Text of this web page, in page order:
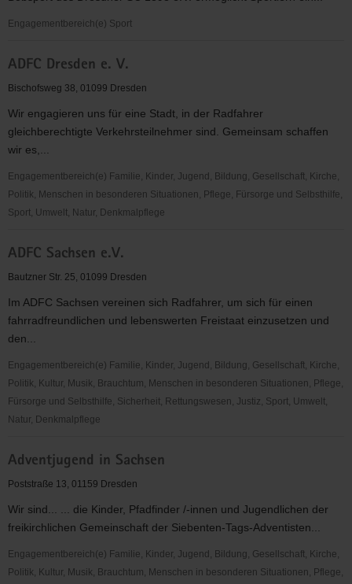
Dresden
e.V.
Engagementbereich(e) Sport
Rennrodel,
Skeleton
Bobsport
des
Dresdner
SC
1898
e.V.
ADFC Dresden e. V.
Bischofsweg 38, 01099 Dresden
Wir engagieren uns für eine Stadt, in der Radfahrer
gleichberechtigte Verkehrsteilnehmer sind. Gemeinsam schaffen
wir es,...
Engagementbereich(e) Familie, Kinder, Jugend, Bildung, Gesellschaft, Kirche,
Politik, Menschen in besonderen Situationen, Pflege, Fürsorge und Selbsthilfe,
Sport, Umwelt, Natur, Denkmalpflege
Dresden
e.
ADFC Sachsen e.V.
Bautzner Str. 25, 01099 Dresden
Im ADFC Sachsen vereinen sich Radfahrer, um sich für einen
fahrradfreundlichen und lebenswerten Freistaat einzusetzen und
den...
Engagementbereich(e) Familie, Kinder, Jugend, Bildung, Gesellschaft, Kirche,
Politik, Kultur, Musik, Brauchtum, Menschen in besonderen Situationen, Pflege,
Fürsorge und Selbsthilfe, Sicherheit, Rettungswesen, Justiz, Sport, Umwelt,
Natur, Denkmalpflege
Sachsen
e.V.
Adventjugend in Sachsen
Poststraße 13, 01159 Dresden
Wir sind... ... die Kinder, Pfadfinder /-innen und Jugendlichen der
freikirchlichen Gemeinschaft der Siebenten-Tags-Adventisten...
Engagementbereich(e) Familie, Kinder, Jugend, Bildung, Gesellschaft, Kirche,
Politik, Kultur, Musik, Brauchtum, Menschen in besonderen Situationen, Pflege,